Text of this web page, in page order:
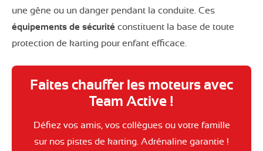
une gêne ou un danger pendant la conduite. Ces
équipements de sécurité constituent la base de toute
protection de karting pour enfant efficace.
Faites chauffer les moteurs avec
Team Active !
Défiez vos amis, vos collègues ou votre famille
sur nos pistes de karting. Adrénaline garantie !